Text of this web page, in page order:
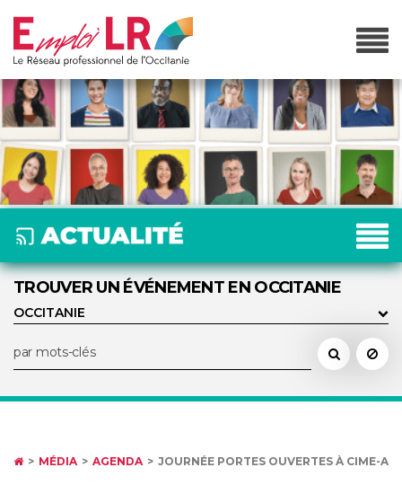
TROUVER UN ÉVÉNEMENT EN OCCITANIE
MÉDIA AGENDA JOURNÉE PORTES OUVERTES À CIME-